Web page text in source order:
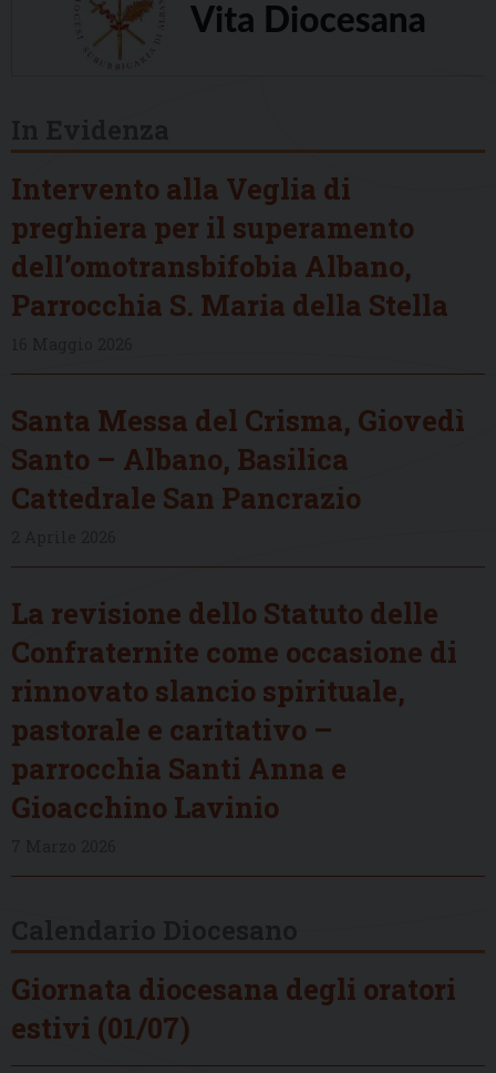
Intervento alla Veglia di
preghiera per il superamento
dell’omotransbifobia Albano,
Parrocchia S. Maria della Stella
Santa Messa del Crisma, Giovedì
Santo – Albano, Basilica
Cattedrale San Pancrazio
La revisione dello Statuto delle
Confraternite come occasione di
rinnovato slancio spirituale,
pastorale e caritativo –
parrocchia Santi Anna e
Gioacchino Lavinio
Giornata diocesana degli oratori
estivi (01/07)